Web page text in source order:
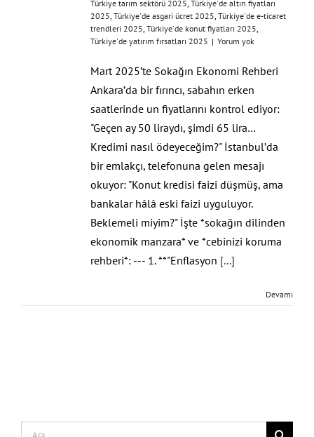
Türkiye tarım sektörü 2025, Türkiye'de altın fiyatları
2025, Türkiye'de asgari ücret 2025, Türkiye'de e-ticaret
trendleri 2025, Türkiye'de konut fiyatları 2025,
Türkiye'de yatırım fırsatları 2025 | Yorum yok
Mart 2025’te Sokağın Ekonomi Rehberi
Ankara’da bir fırıncı, sabahın erken
saatlerinde un fiyatlarını kontrol ediyor:
"Geçen ay 50 liraydı, şimdi 65 lira…
Kredimi nasıl ödeyeceğim?" İstanbul’da
bir emlakçı, telefonuna gelen mesajı
okuyor: "Konut kredisi faizi düşmüş, ama
bankalar hâlâ eski faizi uyguluyor.
Beklemeli miyim?" İşte *sokağın dilinden
ekonomik manzara* ve *cebinizi koruma
rehberi*: --- 1. **"Enflasyon [...]
Devamı
Search